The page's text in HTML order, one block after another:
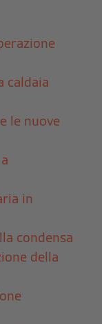
caldaia
le nuove
in
condensa
della